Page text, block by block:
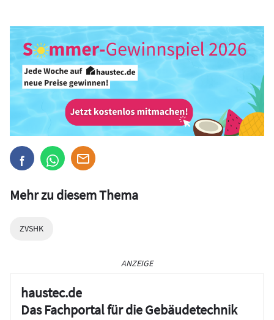
Mehr zu diesem Thema
ZVSHK
ANZEIGE
haustec.de
Das Fachportal für die Gebäudetechnik